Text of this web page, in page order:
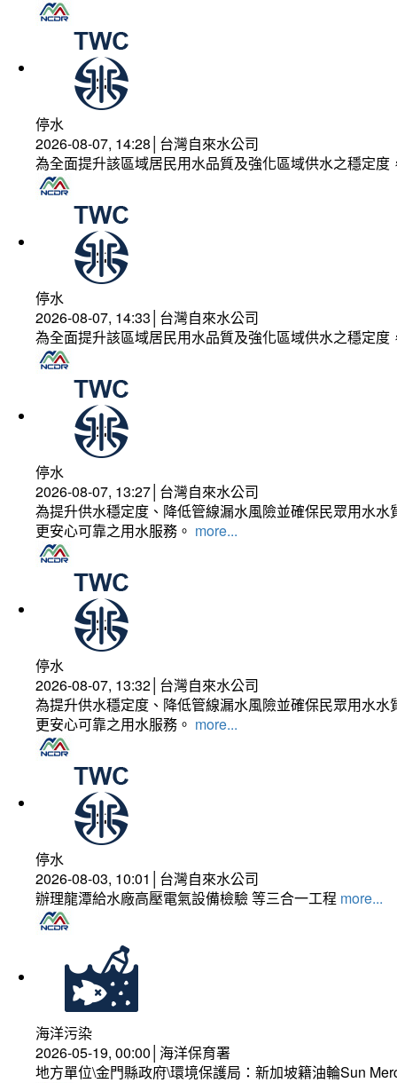
停水
2026-08-07, 14:28│台灣自來水公司
為全面提升該區域居民用水品質及強化區域供水之穩定
停水
2026-08-07, 14:33│台灣自來水公司
為全面提升該區域居民用水品質及強化區域供水之穩定
停水
2026-08-07, 13:27│台灣自來水公司
為提升供水穩定度、降低管線漏水風險並確保民眾用水
更安心可靠之用水服務。 more...
停水
2026-08-07, 13:32│台灣自來水公司
為提升供水穩定度、降低管線漏水風險並確保民眾用水
更安心可靠之用水服務。 more...
停水
2026-08-03, 10:01│台灣自來水公司
辦理龍潭給水廠高壓電氣設備檢驗 等三合一工程 more...
海洋污染
2026-05-19, 00:00│海洋保育署
地方單位\金門縣政府\環境保護局：新加坡籍油輪Sun